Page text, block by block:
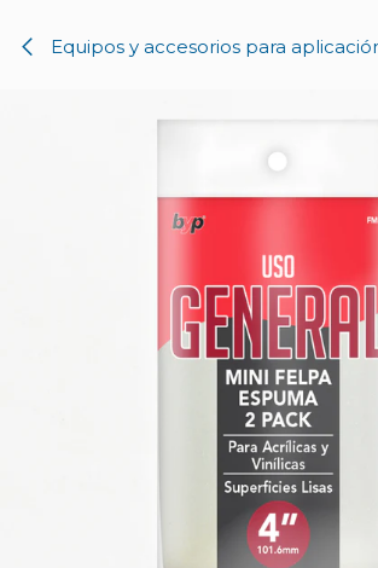
Equipos y accesorios para